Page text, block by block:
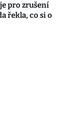
pro zrušení
řekla, co si o